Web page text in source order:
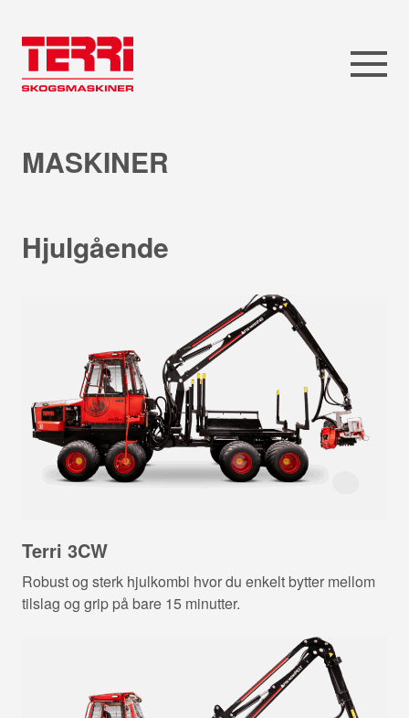
MASKINER
Hjulgående
Terri 3CW
Robust og sterk hjulkombi hvor du enkelt bytter mellom
tilslag og grip på bare 15 minutter.